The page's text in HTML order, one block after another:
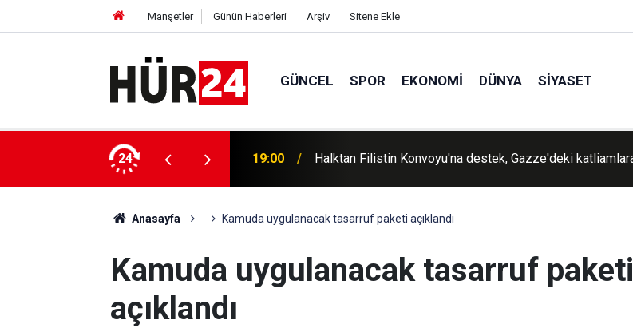
Manşetler Günün Haberleri Arşiv Sitene Ekle
GÜNCEL SPOR EKONOMI DÜNYA SIYASET
24
Gazze'deki katliamlara tepki 18:57 İran Dışişleri Bakanı Arakçi'den Hürmüz mesajı
Anasayfa Kamuda uygulanacak tasarruf paketi açıklandı
Kamuda uygulanacak tasarruf paketi
açıklandı